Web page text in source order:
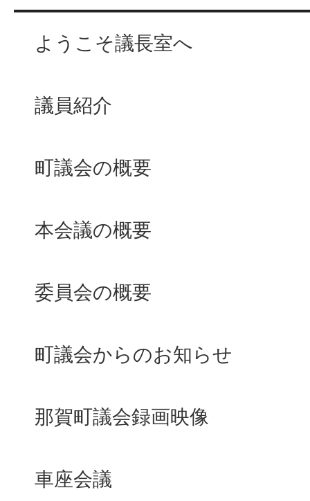
ようこそ議長室へ
議員紹介
町議会の概要
本会議の概要
委員会の概要
町議会からのお知らせ
那賀町議会録画映像
車座会議